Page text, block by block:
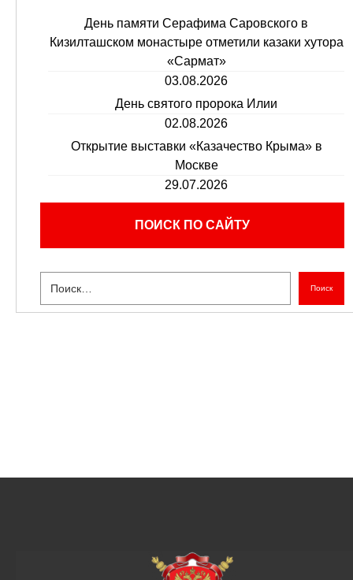
День памяти Серафима Саровского в
Кизилташском монастыре отметили казаки хутора
«Сармат»
03.08.2026
День святого пророка Илии
02.08.2026
Открытие выставки «Казачество Крыма» в
Москве
29.07.2026
ПОИСК ПО САЙТУ
Поиск